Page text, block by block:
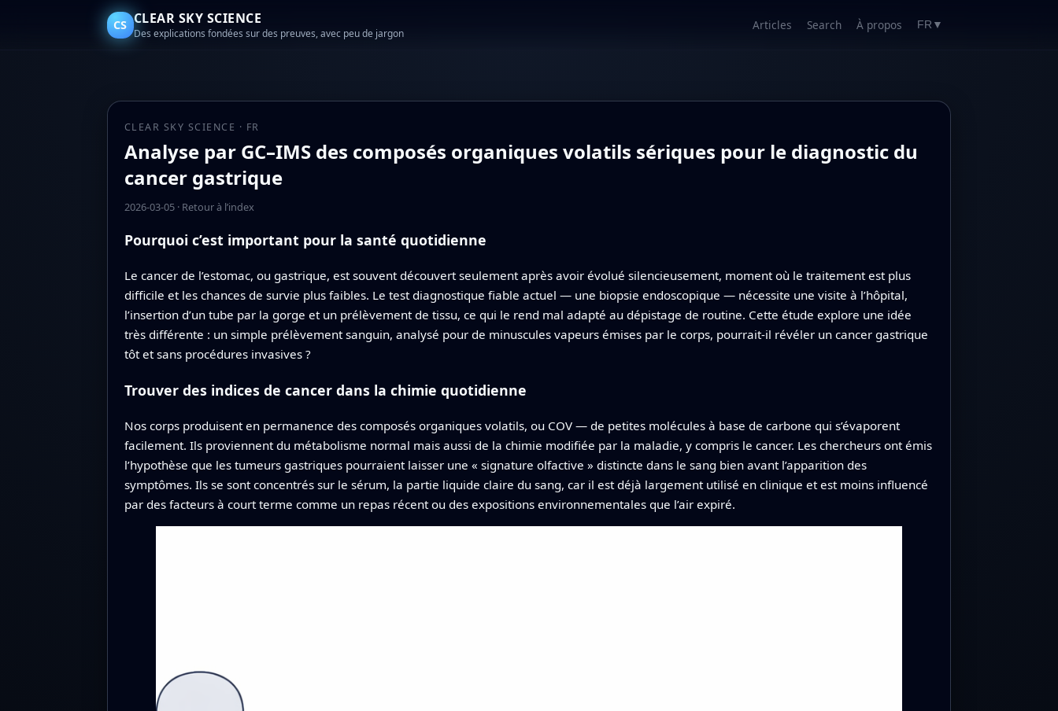
CS CLEAR SKY SCIENCE
Des explications fondées sur des preuves, avec peu de jargon
Articles Search À propos FR ▼
CLEAR SKY SCIENCE · FR
Analyse par GC–IMS des composés organiques volatils sériques pour le diagnostic du
cancer gastrique
2026-03-05· Retour à l’index
Pourquoi c’est important pour la santé quotidienne
Le cancer de l’estomac, ou gastrique, est souvent découvert seulement après avoir évolué silencieusement, moment où le traitement est plus
difficile et les chances de survie plus faibles. Le test diagnostique fiable actuel — une biopsie endoscopique — nécessite une visite à l’hôpital,
l’insertion d’un tube par la gorge et un prélèvement de tissu, ce qui le rend mal adapté au dépistage de routine. Cette étude explore une idée
très différente : un simple prélèvement sanguin, analysé pour de minuscules vapeurs émises par le corps, pourrait-il révéler un cancer gastrique
tôt et sans procédures invasives ?
Trouver des indices de cancer dans la chimie quotidienne
Nos corps produisent en permanence des composés organiques volatils, ou COV — de petites molécules à base de carbone qui s’évaporent
facilement. Ils proviennent du métabolisme normal mais aussi de la chimie modifiée par la maladie, y compris le cancer. Les chercheurs ont émis
l’hypothèse que les tumeurs gastriques pourraient laisser une « signature olfactive » distincte dans le sang bien avant l’apparition des
symptômes. Ils se sont concentrés sur le sérum, la partie liquide claire du sang, car il est déjà largement utilisé en clinique et est moins influencé
par des facteurs à court terme comme un repas récent ou des expositions environnementales que l’air expiré.